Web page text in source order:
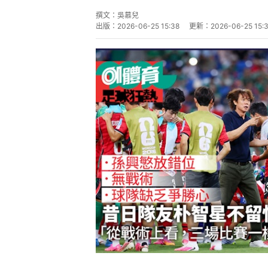
撰文： 吳慕兒
出版： 2026-06-25 15:38 更新： 2026-06-25